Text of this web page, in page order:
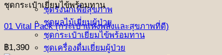
ชุดรังนกเพื่อสุขภาพ
ชุดผลไม้เยี่ยมผู้ป่วย
ชุดกระเป๋าเยี่ยมไข้พร้อมทาน
ชุดเครื่องดื่มเยี่ยมผู้ป่วย
ชุดกระเป๋าเยี่ยมไข้พร้อมทาน
01 Vital Pack (กระเป๋าแห่งพลังและสุขภาพที่ดี)
฿1,390